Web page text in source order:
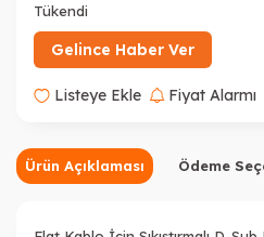
Tükendi
Gelince Haber Ver
Listeye Ekle Fiyat Alarmı
Ürün Açıklaması Ödeme